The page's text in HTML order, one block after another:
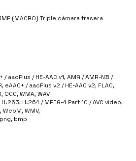
(MACRO) Triple cámara trasera
/ aacPlus / HE-AAC v1, AMR / AMR-NB /
eAAC+ / aacPlus v2 / HE-AAC v2, FLAC,
OGG, WMA, WAV
H.263, H.264 / MPEG-4 Part 10 / AVC video,
WebM, WMV,
bmp